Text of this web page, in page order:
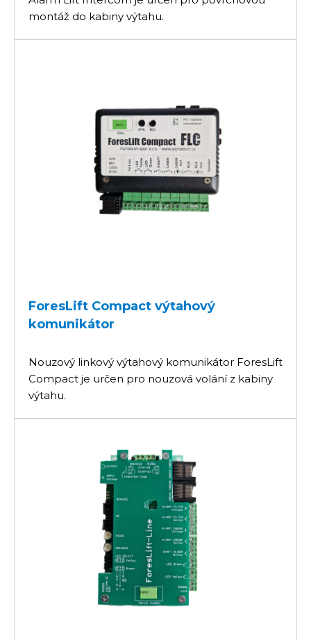
montáž do kabiny výtahu.
ForesLift Compact výtahový
komunikátor
Nouzový linkový výtahový komunikátor ForesLift
Compact je určen pro nouzová volání z kabiny
výtahu.